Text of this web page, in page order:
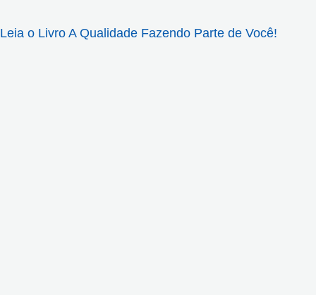
Leia o Livro A Qualidade Fazendo Parte de Você!